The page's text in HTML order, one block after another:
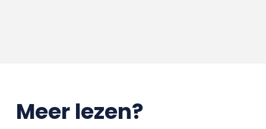
Meer lezen?